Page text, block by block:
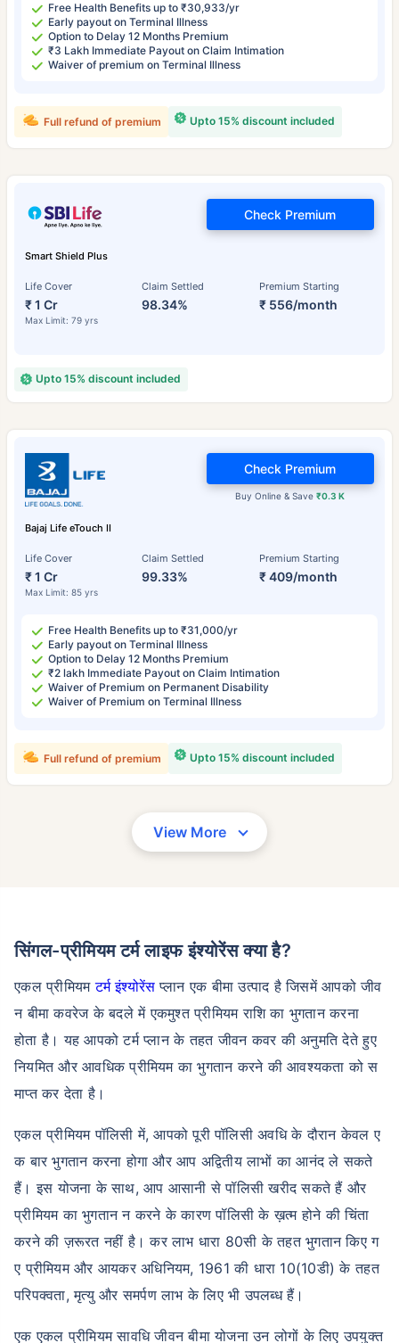
Free Health Benefits up to ₹30,933/yr
Early payout on Terminal Illness
Option to Delay 12 Months Premium
₹3 Lakh Immediate Payout on Claim Intimation
Waiver of premium on Terminal Illness
Upto 15% discount included
Full refund of premium
Smart Shield Plus
Life Cover
₹ 1 Cr
Max Limit: 79 yrs
Claim Settled
98.34%
Premium Starting
₹ 556/month
Check Premium
Upto 15% discount included
Bajaj Life eTouch II
Life Cover
₹ 1 Cr
Max Limit: 85 yrs
Claim Settled
99.33%
Premium Starting
₹ 409/month
Buy Online & Save₹0.3 K
Check Premium
Free Health Benefits up to ₹31,000/yr
Early payout on Terminal Illness
Option to Delay 12 Months Premium
₹2 lakh Immediate Payout on Claim Intimation
Waiver of Premium on Permanent Disability
Waiver of Premium on Terminal Illness
Upto 15% discount included
Full refund of premium
View More
सिंगल-प्रीमियम टर्म लाइफ इंश्योरेंस क्या है?
एकल प्रीमियमटर्म इंश्योरेंसप्लान एक बीमा उत्पाद है जिसमें आपको जीव
न बीमा कवरेज के बदले में एकमुश्त प्रीमियम राशि का भुगतान करना
होता है। यह आपको टर्म प्लान के तहत जीवन कवर की अनुमति देते हुए
नियमित और आवधिक प्रीमियम का भुगतान करने की आवश्यकता को स
माप्त कर देता है।
एकल प्रीमियम पॉलिसी में, आपको पूरी पॉलिसी अवधि के दौरान केवल ए
क बार भुगतान करना होगा और आप अद्वितीय लाभों का आनंद ले सकते
हैं। इस योजना के साथ, आप आसानी से पॉलिसी खरीद सकते हैं और
प्रीमियम का भुगतान न करने के कारण पॉलिसी के ख़त्म होने की चिंता
करने की ज़रूरत नहीं है। कर लाभ धारा 80सी के तहत भुगतान किए ग
ए प्रीमियम और आयकर अधिनियम, 1961 की धारा 10(10डी) के तहत
परिपक्वता, मृत्यु और समर्पण लाभ के लिए भी उपलब्ध हैं।
एक एकल प्रीमियम सावधि जीवन बीमा योजना उन लोगों के लिए उपयुक्त